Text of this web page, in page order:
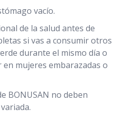
vacío.
de la salud antes de
si vas a consumir otros
durante el mismo día o
mujeres embarazadas o
BONUSAN no deben